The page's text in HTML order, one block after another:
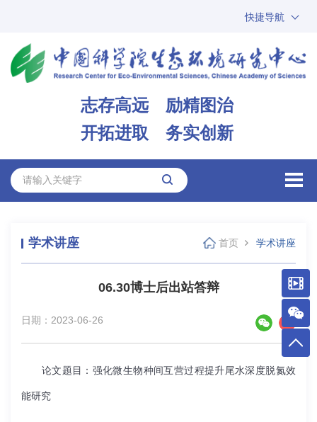
快捷导航
ARP
邮箱
志存高远 励精图治
开拓进取 务实创新
学术讲座 首页 学术讲座
06.30博士后出站答辩
日期：2023-06-26
论文题目：强化微生物种间互营过程提升尾水深度脱氮效
能研究